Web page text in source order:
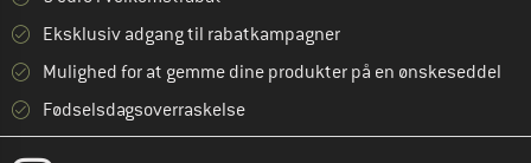
Eksklusiv adgang til rabatkampagner
Mulighed for at gemme dine produkter på en ønskeseddel
Fødselsdagsoverraskelse